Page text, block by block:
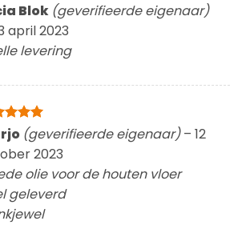
Blok (geverifieerde eigenaar)
april 2023
levering
5 (geverifieerde eigenaar) – 12
2023
olie voor de houten vloer
geleverd